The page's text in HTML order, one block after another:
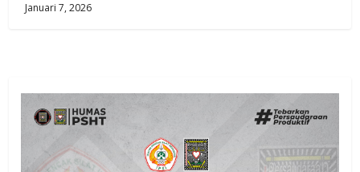
Januari 7, 2026